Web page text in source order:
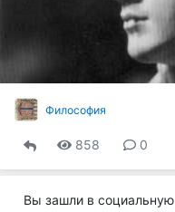
Философия
858 0
Вы зашли в социальную